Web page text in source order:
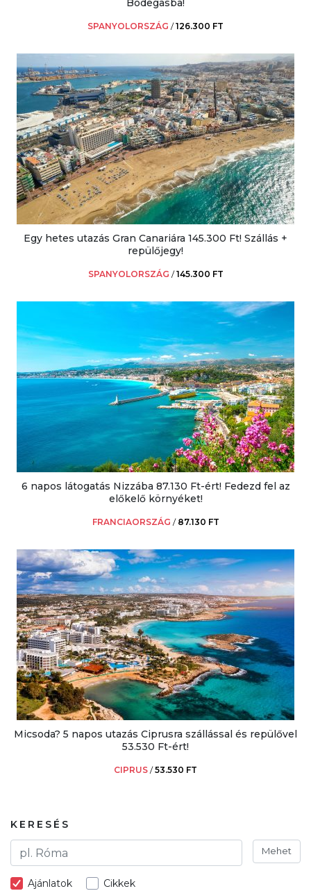
Bodegasba!
SPANYOLORSZÁG /126.300 FT
Egy hetes utazás Gran Canariára 145.300 Ft! Szállás +
repülőjegy!
SPANYOLORSZÁG /145.300 FT
6 napos látogatás Nizzába 87.130 Ft-ért! Fedezd fel az
előkelő környéket!
FRANCIAORSZÁG / 87.130 FT
Micsoda? 5 napos utazás Ciprusra szállással és repülővel
53.530 Ft-ért!
CIPRUS /53.530 FT
KERESÉS
Mehet
Ajánlatok Cikkek